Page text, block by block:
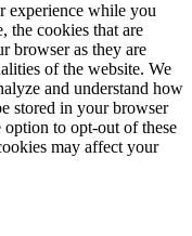
experience while you
the cookies that are
browser as they are
of the website. We
and understand how
stored in your browser
to opt-out of these
may affect your